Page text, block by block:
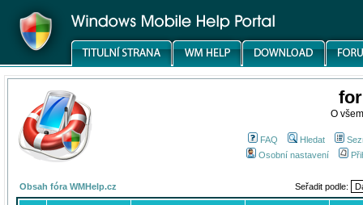
O
FAQ Hledat
Osobní nastavení
Obsah fóra WMHelp.cz Seřadit podle: